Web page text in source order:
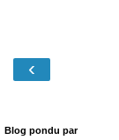
‹
Blog pondu par